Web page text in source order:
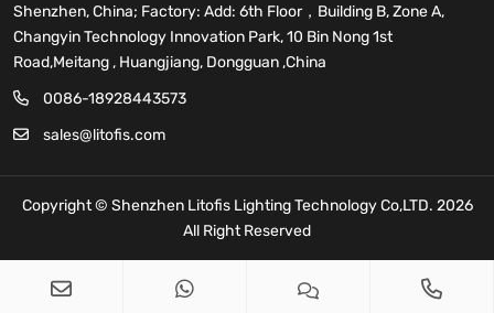
Shenzhen, China; Factory: Add: 6th Floor，Building B, Zone A,
Changyin Technology Innovation Park, 10 Bin Nong 1st
Road,Meitang , Huangjiang, Dongguan ,China
0086-18928443573
sales@litofis.com
Copyright © Shenzhen Litofis Lighting Technology Co,LTD. 2026
All Right Reserved
sales@litofis.com Copy